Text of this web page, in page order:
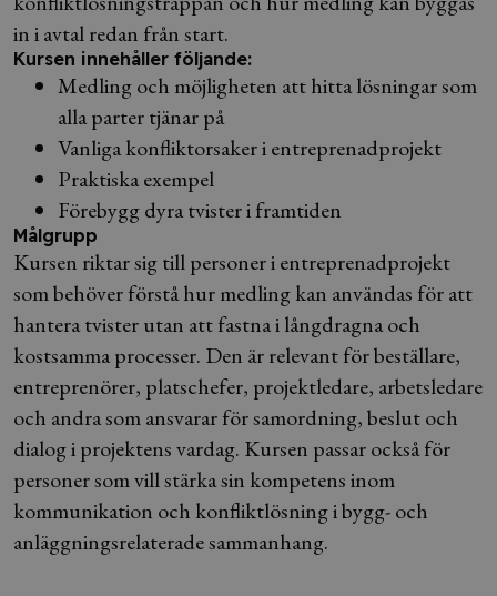
in i avtal redan från start.
Kursen innehåller följande:
Medling och möjligheten att hitta lösningar som
alla parter tjänar på
Vanliga konfliktorsaker i entreprenadprojekt
Praktiska exempel
Förebygg dyra tvister i framtiden
Målgrupp
Kursen riktar sig till personer i entreprenadprojekt
som behöver förstå hur medling kan användas för att
hantera tvister utan att fastna i långdragna och
kostsamma processer. Den är relevant för beställare,
entreprenörer, platschefer, projektledare, arbetsledare
och andra som ansvarar för samordning, beslut och
dialog i projektens vardag. Kursen passar också för
personer som vill stärka sin kompetens inom
kommunikation och konfliktlösning i bygg- och
anläggningsrelaterade sammanhang.